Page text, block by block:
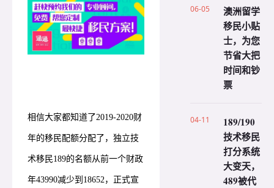
相信大家都知道了2019-2020财
年的移民配额分配了，独立技
术移民189的名额从前一个财政
年43990减少到18652，正式宣
06-05
澳洲留学
移民小贴
士，为您
节省大把
时间和钞
票
04-11
189/190
技术移民
打分系统
大变天，
489被代